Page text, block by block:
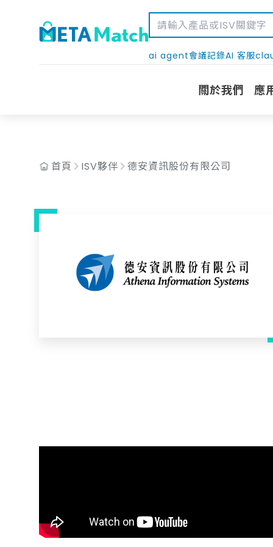
ai agent會議記錄AI 客服
關於我們 應
首頁 ISV夥伴 德安資訊股份有限公司